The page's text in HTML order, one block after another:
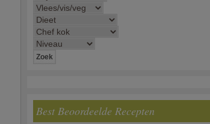
Best Beoordeelde Recepten